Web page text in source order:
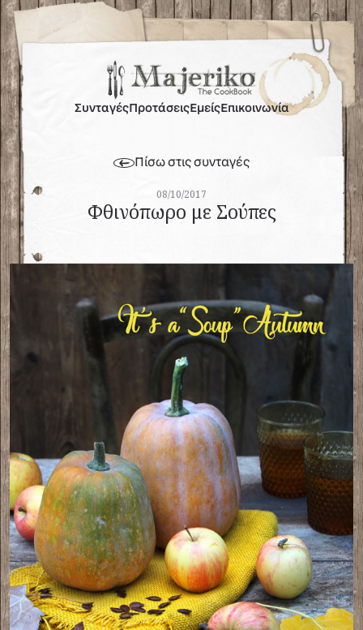
ΣυνταγέςΠροτάσεις Επικοινωνία
Εμείς
Πίσω στις συνταγές
08/10/2017
Φθινόπωρο με Σούπες